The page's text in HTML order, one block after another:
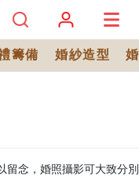
籌備 婚紗造型
留念，婚照攝影可大致分別